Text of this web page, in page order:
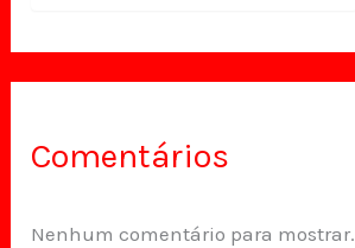
Comentários
Nenhum comentário para mostrar.